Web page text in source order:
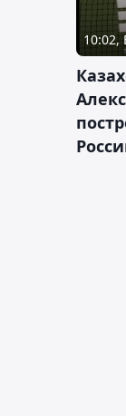
10:02,